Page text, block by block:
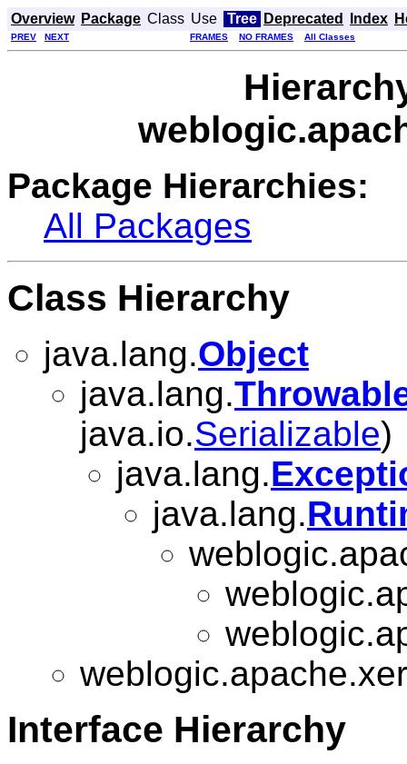
Overview Package Class Use Tree Deprecated Index
PREV NEXT FRAMES NO FRAMES All Classes
Package Hierarchies:
All Packages
Class Hierarchy
java.lang.Object
java.lang.
java.io.Serializable)
java.lang.
java.lang.
Interface Hierarchy